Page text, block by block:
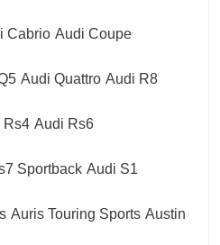
Cabrio Audi Coupe
Audi Quattro Audi R8
Rs4 Audi Rs6
Sportback Audi S1
Auris Touring Sports Austin